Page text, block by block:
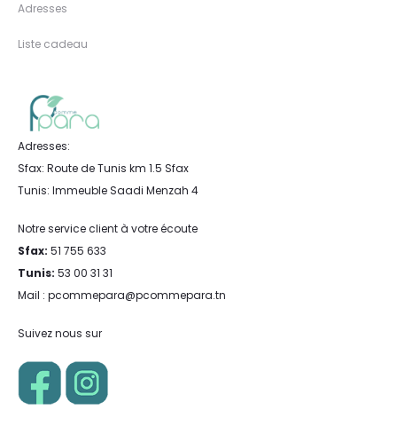
Adresses
Liste cadeau
Adresses:
Sfax: Route de Tunis km 1.5 Sfax
Tunis: Immeuble Saadi Menzah 4
Notre service client à votre écoute
Sfax: 51 755 633
Tunis: 53 00 31 31
Mail : pcommepara@pcommepara.tn
Suivez nous sur